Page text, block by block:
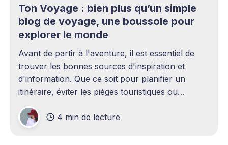
Ton Voyage : bien plus qu’un simple
blog de voyage, une boussole pour
explorer le monde
Avant de partir à l'aventure, il est essentiel de
trouver les bonnes sources d'inspiration et
d'information. Que ce soit pour planifier un
itinéraire, éviter les pièges touristiques ou
un bon site de voyage peut faire toute la
4 min de lecture